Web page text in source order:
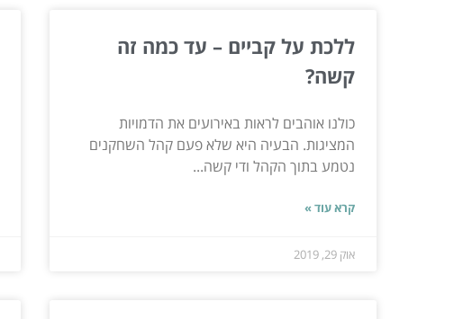
ללכת על קביים – עד כמה זה
קשה?
כולנו אוהבים לראות באירועים את הדמויות
המציגות. הבעיה היא שלא פעם קהל השחקנים
נטמע בתוך הקהל ודי קשה...
קרא עוד »
אוק 29, 2019